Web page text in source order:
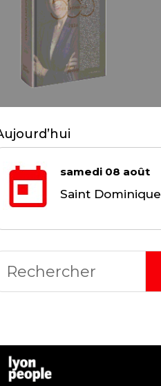
samedi 08 août
Saint Dominique